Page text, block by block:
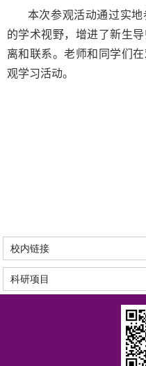
本次参观活动通过实地
的学术视野，增进了新生
离和联系。老师和同学们
观学习活动。
校内链接
科研项目